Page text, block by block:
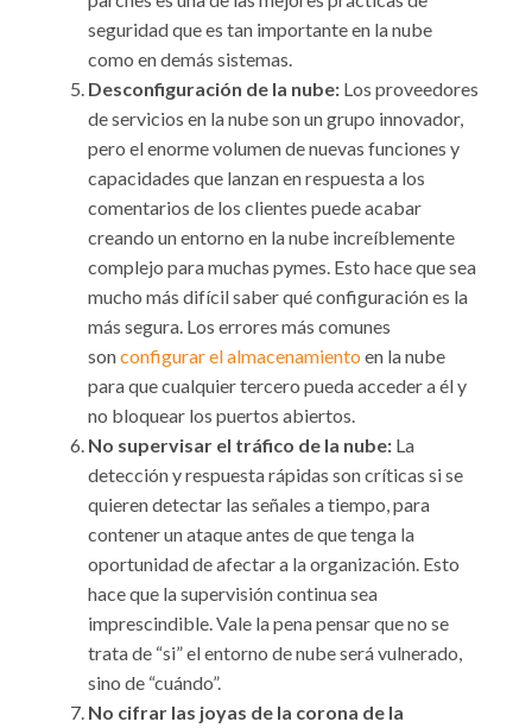
seguridad que es tan importante en la nube
como en demás sistemas.
Desconfiguración de la nube:Los proveedores
de servicios en la nube son un grupo innovador,
pero el enorme volumen de nuevas funciones y
capacidades que lanzan en respuesta a los
comentarios de los clientes puede acabar
creando un entorno en la nube increíblemente
complejo para muchas pymes. Esto hace que sea
mucho más difícil saber qué configuración es la
más segura. Los errores más comunes
sonconfigurar el almacenamiento en la nube
para que cualquier tercero pueda acceder a él y
no bloquear los puertos abiertos.
No supervisar el tráfico de la nube:La
detección y respuesta rápidas son críticas si se
quieren detectar las señales a tiempo, para
contener un ataque antes de que tenga la
oportunidad de afectar a la organización. Esto
hace que la supervisión continua sea
imprescindible. Vale la pena pensar que no se
trata de “si” el entorno de nube será vulnerado,
sino de “cuándo”.
No cifrar las joyas de la corona de la